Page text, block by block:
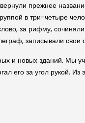
прежнее
в три-четыре
за рифму,
записывали
и новых зданий. Мы
его за угол рукой.